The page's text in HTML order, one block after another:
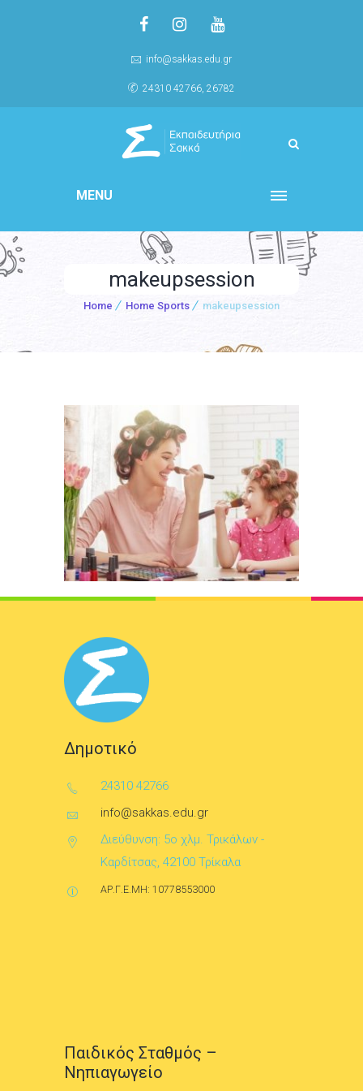
info@sakkas.edu.gr
24310 42766, 26782
MENU
makeupsession
Home Home Sports makeupsession
Δημοτικό
24310 42766
info@sakkas.edu.gr
Διεύθυνση: 5ο χλμ. Τρικάλων -
Καρδίτσας, 42100 Τρίκαλα
ΑΡ.Γ.Ε.ΜΗ: 10778553000
Παιδικός Σταθμός –
Νηπιαγωγείο